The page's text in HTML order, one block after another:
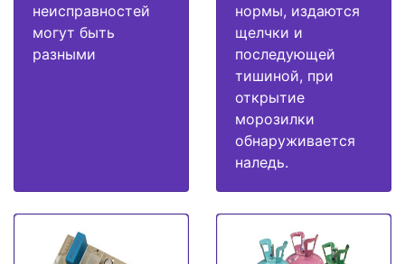
неисправностей
могут быть
разными
нормы, издаются
щелчки и
последующей
тишиной, при
открытие
морозилки
обнаруживается
наледь.